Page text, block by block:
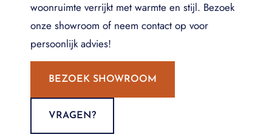
woonruimte verrijkt met warmte en stijl. Bezoek
onze showroom of neem contact op voor
persoonlijk advies!
BEZOEK SHOWROOM
VRAGEN?